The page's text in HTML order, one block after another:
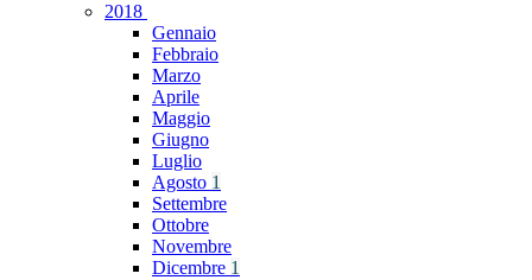
2018
Gennaio
Febbraio
Marzo
Aprile
Maggio
Giugno
Luglio
Agosto 1
Settembre
Ottobre
Novembre
Dicembre 1